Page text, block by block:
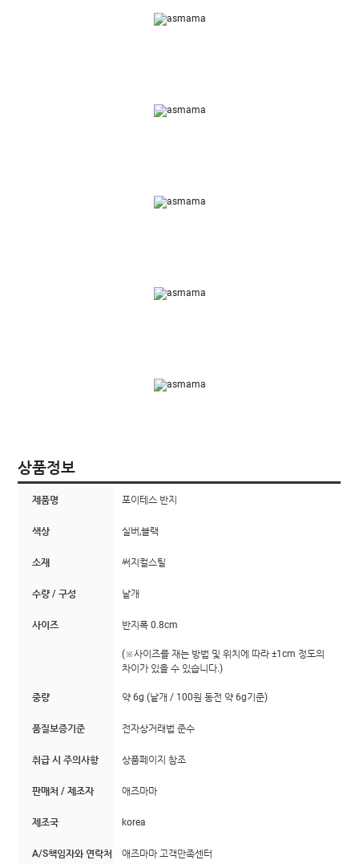
상품정보
제품명 포이테스 반지
색상 실버,블랙
소재 써지컬스틸
수량 / 구성 낱개
사이즈 반지폭 0.8cm
(※사이즈를 재는 방법 및 위치에 따라 ±1cm 정도의
차이가 있을 수 있습니다.)
중량 약 6g (낱개 / 100원 동전 약 6g기준)
품질보증기준 전자상거래법 준수
취급 시 주의사항 상품페이지 참조
판매처 / 제조자 애즈마마
제조국 korea
A/S책임자와 연락처 애즈마마 고객만족센터